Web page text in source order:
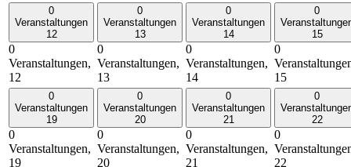
0
Veranstaltungen
12
0
Veranstaltungen,
12
0
Veranstaltungen
13
0
Veranstaltungen,
13
0
Veranstaltungen
14
0
Veranstaltungen,
14
0
15
0
15
0
Veranstaltungen
19
0
Veranstaltungen,
19
0
Veranstaltungen
20
0
Veranstaltungen,
20
0
Veranstaltungen
21
0
Veranstaltungen,
21
0
22
0
22